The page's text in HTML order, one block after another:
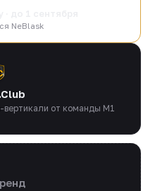
NeBlask
от команды M1